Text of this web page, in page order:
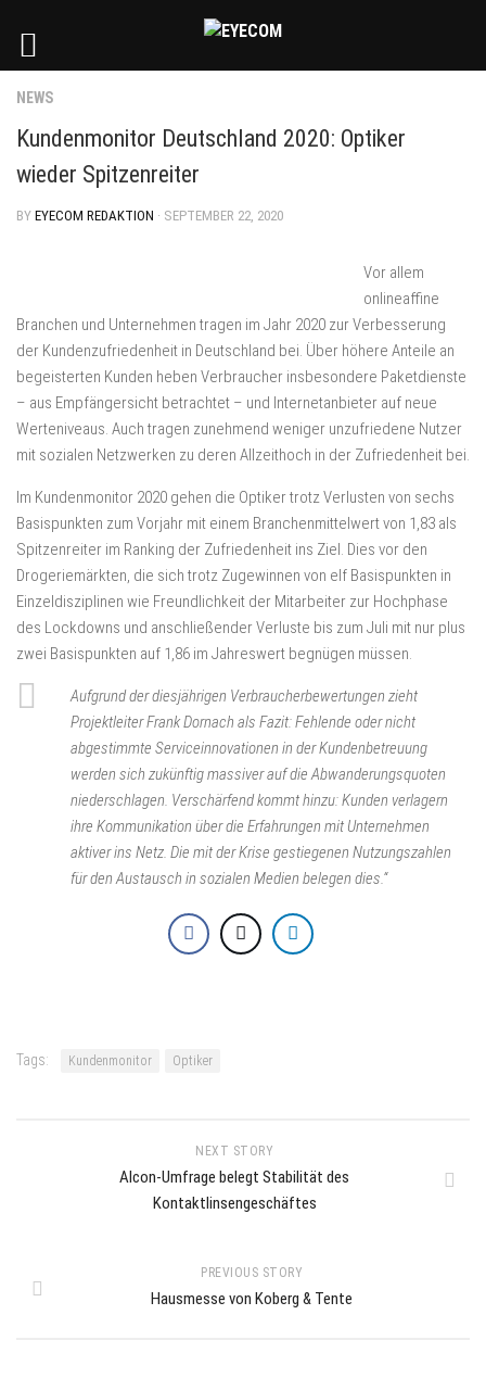
NEWS
Kundenmonitor Deutschland 2020: Optiker
wieder Spitzenreiter
BY EYECOM REDAKTION · SEPTEMBER 22, 2020
Vor allem
onlineaffine
Branchen und Unternehmen tragen im Jahr 2020 zur Verbesserung
der Kundenzufriedenheit in Deutschland bei. Über höhere Anteile an
begeisterten Kunden heben Verbraucher insbesondere Paketdienste
– aus Empfängersicht betrachtet – und Internetanbieter auf neue
Werteniveaus. Auch tragen zunehmend weniger unzufriedene Nutzer
mit sozialen Netzwerken zu deren Allzeithoch in der Zufriedenheit bei.
Im Kundenmonitor 2020 gehen die Optiker trotz Verlusten von sechs
Basispunkten zum Vorjahr mit einem Branchenmittelwert von 1,83 als
Spitzenreiter im Ranking der Zufriedenheit ins Ziel. Dies vor den
Drogeriemärkten, die sich trotz Zugewinnen von elf Basispunkten in
Einzeldisziplinen wie Freundlichkeit der Mitarbeiter zur Hochphase
des Lockdowns und anschließender Verluste bis zum Juli mit nur plus
zwei Basispunkten auf 1,86 im Jahreswert begnügen müssen.
Aufgrund der diesjährigen Verbraucherbewertungen zieht
Projektleiter Frank Dornach als Fazit: Fehlende oder nicht
abgestimmte Serviceinnovationen in der Kundenbetreuung
werden sich zukünftig massiver auf die Abwanderungsquoten
niederschlagen. Verschärfend kommt hinzu: Kunden verlagern
ihre Kommunikation über die Erfahrungen mit Unternehmen
aktiver ins Netz. Die mit der Krise gestiegenen Nutzungszahlen
für den Austausch in sozialen Medien belegen dies.“
Tags: Kundenmonitor Optiker
NEXT STORY
Alcon-Umfrage belegt Stabilität des
Kontaktlinsengeschäftes
PREVIOUS STORY
Hausmesse von Koberg & Tente